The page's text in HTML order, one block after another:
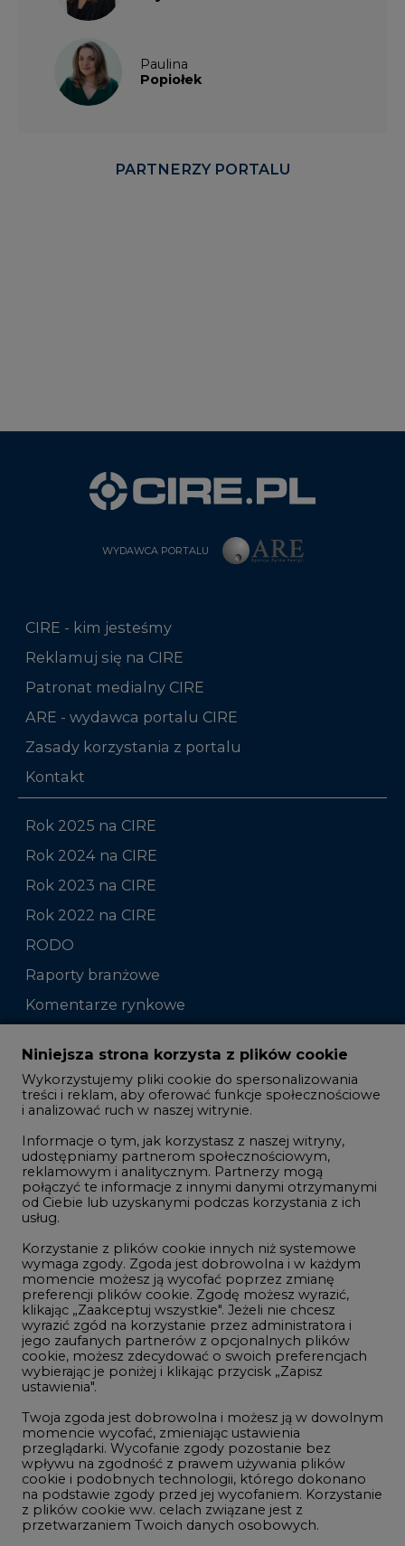
Paulina
Popiołek
PARTNERZY PORTALU
WYDAWCA PORTALU
CIRE - kim jesteśmy
Reklamuj się na CIRE
Patronat medialny CIRE
ARE - wydawca portalu CIRE
Zasady korzystania z portalu
Kontakt
Rok 2025 na CIRE
Rok 2024 na CIRE
Rok 2023 na CIRE
Rok 2022 na CIRE
RODO
Raporty branżowe
Komentarze rynkowe
Zmiany kadrowe na rynku
Studio CIRE
Rozmowy o energetyce
Gospodarka
Geopolityka
LTE450
Innowacje i AI
Telekomunikacja i IT
Handel emisjami CO2
Wodór
Górnictwo
Atom
Fotowoltaika
Offshore wind
Niniejsza strona korzysta z plików cookie
Wykorzystujemy pliki cookie do spersonalizowania
treści i reklam, aby oferować funkcje społecznościowe
i analizować ruch w naszej witrynie.
Informacje o tym, jak korzystasz z naszej witryny,
udostępniamy partnerom społecznościowym,
reklamowym i analitycznym. Partnerzy mogą
połączyć te informacje z innymi danymi otrzymanymi
od Ciebie lub uzyskanymi podczas korzystania z ich
usług.
Korzystanie z plików cookie innych niż systemowe
wymaga zgody. Zgoda jest dobrowolna i w każdym
momencie możesz ją wycofać poprzez zmianę
preferencji plików cookie. Zgodę możesz wyrazić,
klikając „Zaakceptuj wszystkie". Jeżeli nie chcesz
wyrazić zgód na korzystanie przez administratora i
jego zaufanych partnerów z opcjonalnych plików
cookie, możesz zdecydować o swoich preferencjach
wybierając je poniżej i klikając przycisk „Zapisz
ustawienia".
Twoja zgoda jest dobrowolna i możesz ją w dowolnym
momencie wycofać, zmieniając ustawienia
przeglądarki. Wycofanie zgody pozostanie bez
wpływu na zgodność z prawem używania plików
cookie i podobnych technologii, którego dokonano
na podstawie zgody przed jej wycofaniem. Korzystanie
z plików cookie ww. celach związane jest z
przetwarzaniem Twoich danych osobowych.